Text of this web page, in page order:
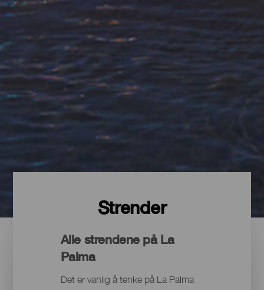
Strender
Alle strendene på La
Palma
Det er vanlig å tenke på La Palma